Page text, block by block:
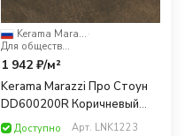
Kerama Marazzi ·
Для общественных помещений
1 942 ₽/м²
Kerama Marazzi Про Стоун
DD600200R Коричневый
обрезнoй 60x60
Доступно Арт. LNK1223